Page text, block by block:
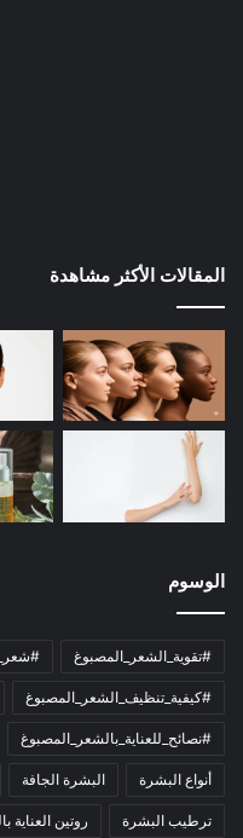
المقالات الأكثر مشاهدة
الوسوم
#تقوية_الشعر_المصبوغ
#كيفية_تنظيف_الشعر_المصبوغ
#نصائح_للعناية_بالشعر_المصبوغ
أنواع البشرة البشرة الجافة
ترطيب البشرة روتين العناية